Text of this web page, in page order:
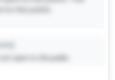
to the public.
open to the public.